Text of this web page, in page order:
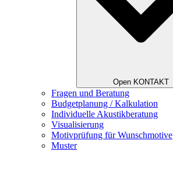
Open KONTAKT
Fragen und Beratung
Budgetplanung / Kalkulation
Individuelle Akustikberatung
Visualisierung
Motivprüfung für Wunschmotive
Muster